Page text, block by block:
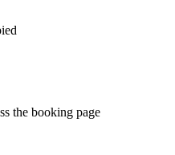
the booking page